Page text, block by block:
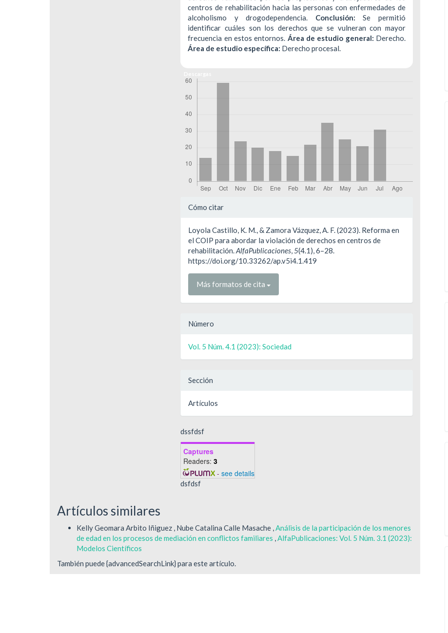
centros de rehabilitación hacia las personas con enfermedades de
alcoholismo y drogodependencia. Conclusión: Se permitió
identificar cuáles son los derechos que se vulneran con mayor
frecuencia en estos entornos. Área de estudio general: Derecho.
Área de estudio específica: Derecho procesal.
Detalles
artículo
Cómo citar
Loyola Castillo, K. M., & Zamora Vázquez, A. F. (2023). Reforma en
el COIP para abordar la violación de derechos en centros de
rehabilitación.AlfaPublicaciones,5(4.1), 6–28.
https://doi.org/10.33262/ap.v5i4.1.419
Más formatos de cita
Número
Vol. 5 Núm. 4.1 (2023): Sociedad
Sección
Artículos
dssfdsf
Captures
Readers:3
- see details
dsfdsf
Artículos similares
Kelly Geomara Arbito Iñiguez , Nube Catalina Calle Masache ,Análisis de la participación de los menores
de edad en los procesos de mediación en conflictos familiares ,AlfaPublicaciones: Vol. 5 Núm. 3.1 (2023):
Modelos Científicos
También puede {advancedSearchLink} para este artículo.